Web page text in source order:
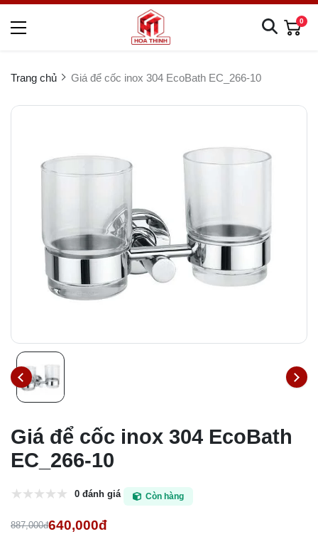
0
Trang chủ Giá để cốc inox 304 EcoBath EC_266-10
Giá để cốc inox 304 EcoBath
EC_266-10
0 đánh giá Còn hàng
887,000đ640,000đ